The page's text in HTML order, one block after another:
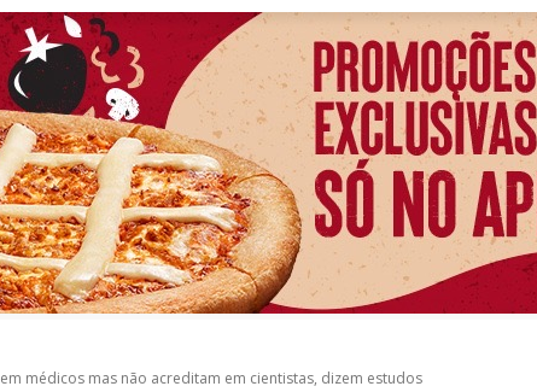
médicos mas não acreditam em cientistas, dizem estudos